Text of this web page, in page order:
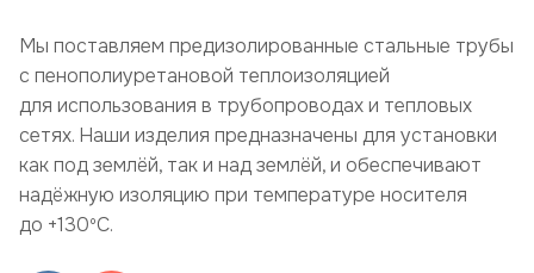
Мы поставляем предизолированные стальные трубы
с пенополиуретановой теплоизоляцией
для использования в трубопроводах и тепловых
сетях. Наши изделия предназначены для установки
как под землёй, так и над землёй, и обеспечивают
надёжную изоляцию при температуре носителя
до +130ºC.